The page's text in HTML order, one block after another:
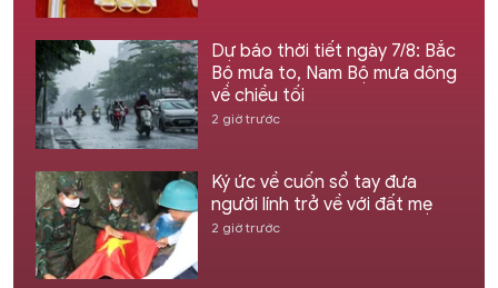
Dự báo thời tiết ngày 7/8: Bắc
Bộ mưa to, Nam Bộ mưa dông
về chiều tối
2 giờ trước
Ký ức về cuốn sổ tay đưa
người lính trở về với đất mẹ
2 giờ trước